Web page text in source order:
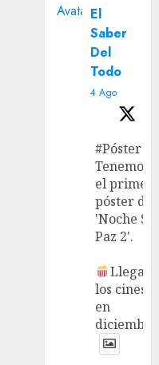
Avatar El
Saber
Del
Todo
4 Ago
#Póster
Tenemos
el primer
póster de
'Noche
Paz 2'.
Llega a
los cines
en